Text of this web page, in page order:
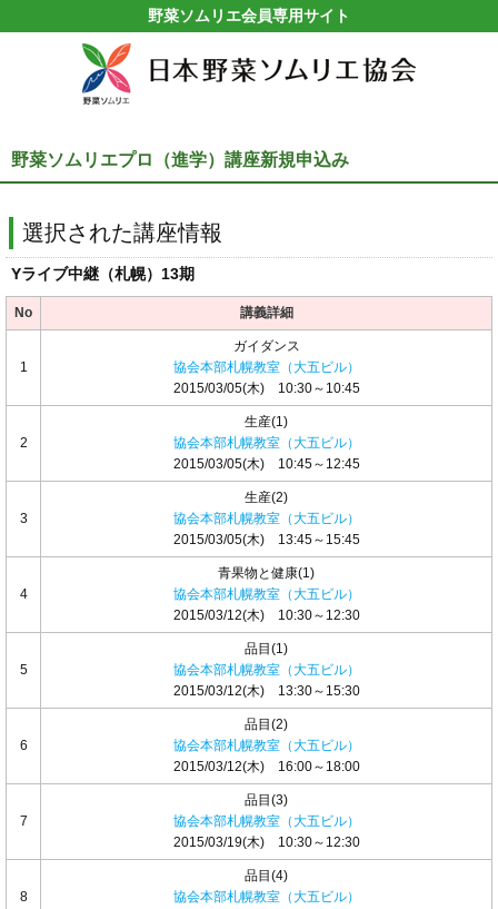
野菜ソムリエ会員専用サイト
野菜ソムリエプロ（進学）講座新規申込み
選択された講座情報
Yライブ中継（札幌）13期
No 講義詳細
1
ガイダンス
協会本部札幌教室（大五ビル）
2015/03/05(木) 10:30～10:45
2
生産(1)
協会本部札幌教室（大五ビル）
2015/03/05(木) 10:45～12:45
3
生産(2)
協会本部札幌教室（大五ビル）
2015/03/05(木) 13:45～15:45
4
青果物と健康(1)
協会本部札幌教室（大五ビル）
2015/03/12(木) 10:30～12:30
5
品目(1)
協会本部札幌教室（大五ビル）
2015/03/12(木) 13:30～15:30
6
品目(2)
協会本部札幌教室（大五ビル）
2015/03/12(木) 16:00～18:00
7
品目(3)
協会本部札幌教室（大五ビル）
2015/03/19(木) 10:30～12:30
8
品目(4)
協会本部札幌教室（大五ビル）